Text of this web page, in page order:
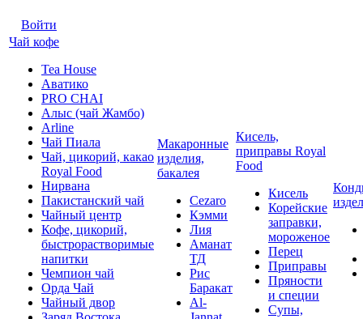
Войти
Чай кофе
Tea House
Аватико
PRO CHAI
Алыс (чай Жамбо)
Arline
Чай Пиала
Чай, цикорий, какао
Royal Food
Нирвана
Пакистанский чай
Чайный центр
Кофе, цикорий,
быстрорастворимые
напитки
Чемпион чай
Орда Чай
Чайный двор
Макаронные
изделия,
бакалея
Cezaro
Кэмми
Лия
Аманат
ТД
Рис
Баракат
Al-
Кисель,
приправы Royal
Food
Кисель
Корейские
заправки,
мороженое
Перец
Приправы
Пряности
и специи
Супы,